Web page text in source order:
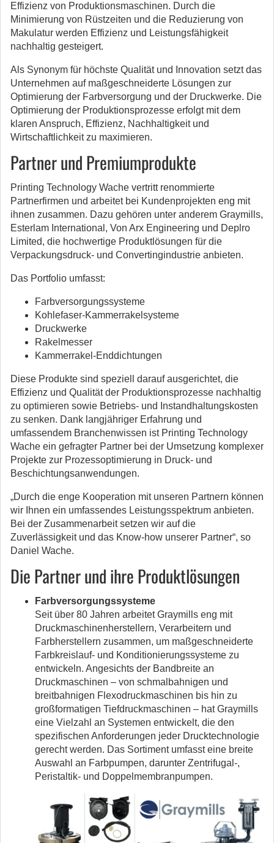
Effizienz von Produktionsmaschinen. Durch die
Minimierung von Rüstzeiten und die Reduzierung von
Makulatur werden Effizienz und Leistungsfähigkeit
nachhaltig gesteigert.
Als Synonym für höchste Qualität und Innovation setzt das
Unternehmen auf maßgeschneiderte Lösungen zur
Optimierung der Farbversorgung und der Druckwerke. Die
Optimierung der Produktionsprozesse erfolgt mit dem
klaren Anspruch, Effizienz, Nachhaltigkeit und
Wirtschaftlichkeit zu maximieren.
Partner und Premiumprodukte
Printing Technology Wache vertritt renommierte
Partnerfirmen und arbeitet bei Kundenprojekten eng mit
ihnen zusammen. Dazu gehören unter anderem Graymills,
Esterlam International, Von Arx Engineering und Deplro
Limited, die hochwertige Produktlösungen für die
Verpackungsdruck- und Convertingindustrie anbieten.
Das Portfolio umfasst:
Farbversorgungssysteme
Kohlefaser-Kammerrakelsysteme
Druckwerke
Rakelmesser
Kammerrakel-Enddichtungen
Diese Produkte sind speziell darauf ausgerichtet, die
Effizienz und Qualität der Produktionsprozesse nachhaltig
zu optimieren sowie Betriebs- und Instandhaltungskosten
zu senken. Dank langjähriger Erfahrung und
umfassendem Branchenwissen ist Printing Technology
Wache ein gefragter Partner bei der Umsetzung komplexer
Projekte zur Prozessoptimierung in Druck- und
Beschichtungsanwendungen.
„Durch die enge Kooperation mit unseren Partnern können
wir Ihnen ein umfassendes Leistungsspektrum anbieten.
Bei der Zusammenarbeit setzen wir auf die
Zuverlässigkeit und das Know-how unserer Partner“, so
Daniel Wache.
Die Partner und ihre Produktlösungen
Farbversorgungssysteme
Seit über 80 Jahren arbeitet Graymills eng mit
Druckmaschinenherstellern, Verarbeitern und
Farbherstellern zusammen, um maßgeschneiderte
Farbkreislauf- und Konditionierungssysteme zu
entwickeln. Angesichts der Bandbreite an
Druckmaschinen – von schmalbahnigen und
breitbahnigen Flexodruckmaschinen bis hin zu
großformatigen Tiefdruckmaschinen – hat Graymills
eine Vielzahl an Systemen entwickelt, die den
spezifischen Anforderungen jeder Drucktechnologie
gerecht werden. Das Sortiment umfasst eine breite
Auswahl an Farbpumpen, darunter Zentrifugal-,
Peristaltik- und Doppelmembranpumpen.